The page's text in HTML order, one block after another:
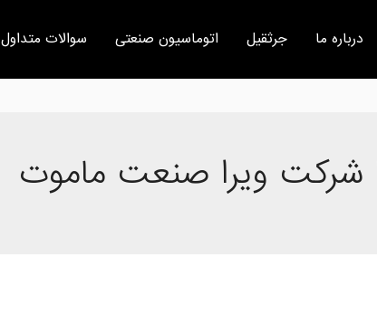
درباره ما جرثقیل اتوماسیون صنعتی سوالات متداول
شرکت ویرا صنعت ماموت